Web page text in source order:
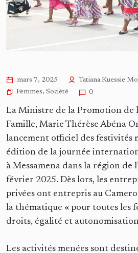
mars 7, 2025
Tatiana Kuessie
Femmes, Société 0
La Ministre de la Promotion de
Famille, Marie Thérèse Abéna
lancement officiel des festivités
édition de la journée
à Messamena dans la région de
février 2025. Dès lors, les
privées ont entrepris au
la thématique « pour toutes les
droits, égalité et
Les activités menées sont